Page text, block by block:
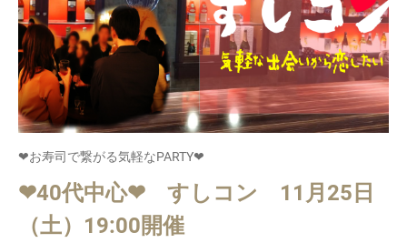
❤お寿司で繋がる気軽なPARTY❤
❤40代中心❤ すしコン 11月25日
（土）19:00開催